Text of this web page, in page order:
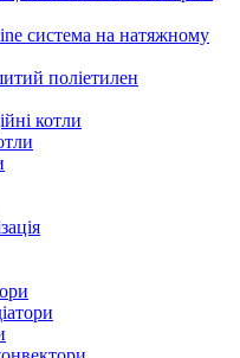
система на натяжному
поліетилен
котли